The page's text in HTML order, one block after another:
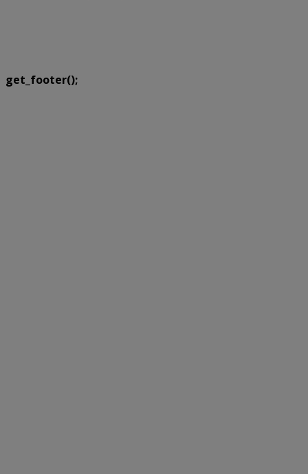
get_footer();